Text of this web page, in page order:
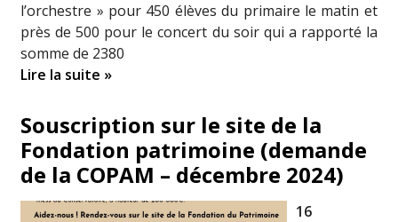
l’orchestre » pour 450 élèves du primaire le matin et
près de 500 pour le concert du soir qui a rapporté la
somme de 2380
Lire la suite »
Souscription sur le site de la
Fondation patrimoine (demande
de la COPAM – décembre 2024)
16